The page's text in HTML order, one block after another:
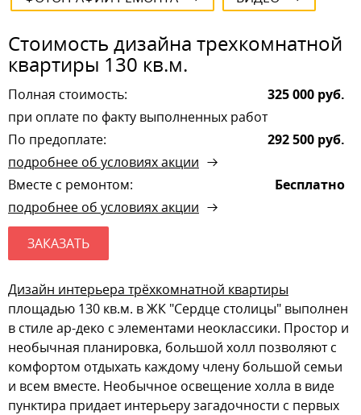
Стоимость дизайна трехкомнатной
квартиры 130 кв.м.
Полная стоимость:
325 000 руб.
при оплате по факту выполненных работ
По предоплате:
292 500 руб.
подробнее об условиях акции
Вместе с ремонтом:
Бесплатно
подробнее об условиях акции
ЗАКАЗАТЬ
Дизайн интерьера трёхкомнатной квартиры
площадью 130 кв.м. в ЖК "Сердце столицы" выполнен
в стиле ар-деко с элементами неоклассики. Простор и
необычная планировка, большой холл позволяют с
комфортом отдыхать каждому члену большой семьи
и всем вместе. Необычное освещение холла в виде
пунктира придает интерьеру загадочности с первых